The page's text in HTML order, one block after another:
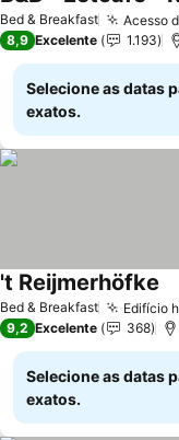
Bed & Breakfast Acesso
8,9 Excelente 1.193
Selecione as datas
exatos.
Bed & Breakfast Edifício
't Reijmerhöfke
9,2 Excelente 368
Selecione as datas
exatos.